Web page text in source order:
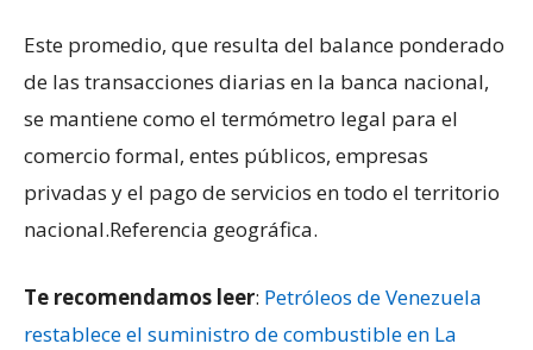
Este promedio, que resulta del balance ponderado
de las transacciones diarias en la banca nacional,
se mantiene como el termómetro legal para el
comercio formal, entes públicos, empresas
privadas y el pago de servicios en todo el territorio
nacional.Referencia geográfica.
Te recomendamos leer: Petróleos de Venezuela
restablece el suministro de combustible en La